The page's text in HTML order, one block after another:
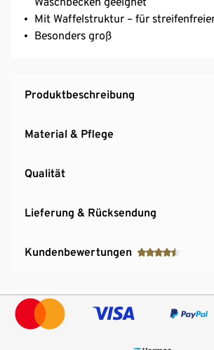
Mit Waffelstruktur – für
Besonders groß
Produktbeschreibung
Material & Pflege
Qualität
Lieferung & Rücksendung
Kundenbewertungen